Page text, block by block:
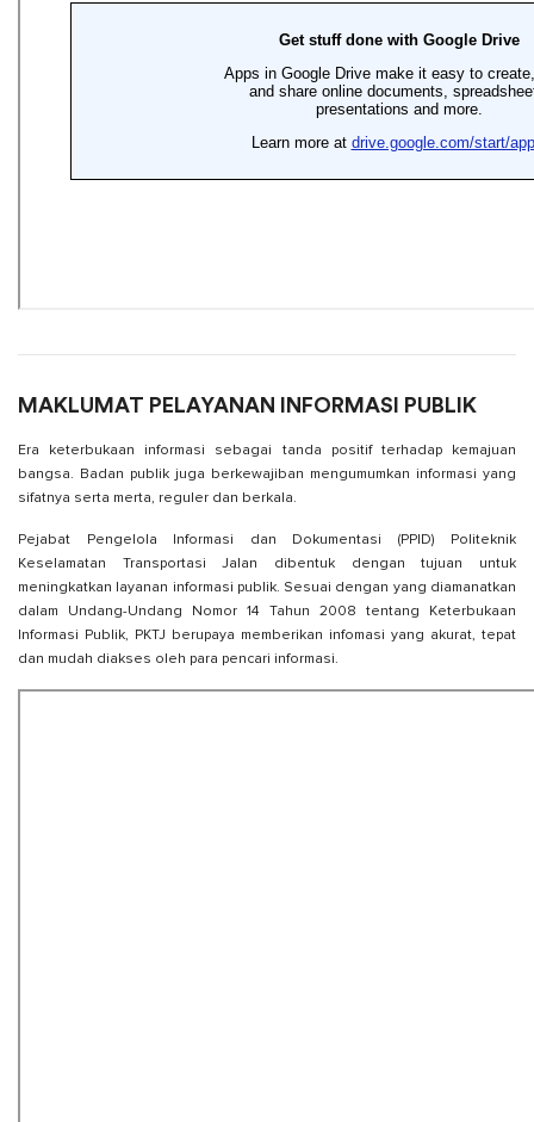
MAKLUMAT PELAYANAN INFORMASI PUBLIK
Era keterbukaan informasi sebagai tanda positif terhadap kemajuan
bangsa. Badan publik juga berkewajiban mengumumkan informasi yang
sifatnya serta merta, reguler dan berkala.
Pejabat Pengelola Informasi dan Dokumentasi (PPID) Politeknik
Keselamatan Transportasi Jalan dibentuk dengan tujuan untuk
meningkatkan layanan informasi publik. Sesuai dengan yang diamanatkan
dalam Undang-Undang Nomor 14 Tahun 2008 tentang Keterbukaan
Informasi Publik, PKTJ berupaya memberikan infomasi yang akurat, tepat
dan mudah diakses oleh para pencari informasi.